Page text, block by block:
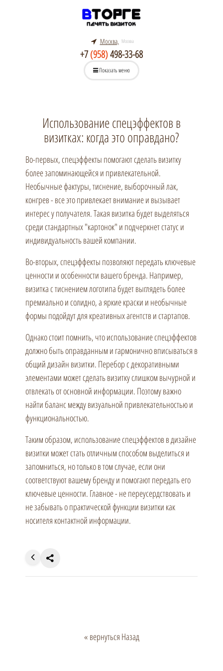
Москва, Москва
+7(958)498-33-68
Показать меню
Использование спецэффектов в
визитках: когда это оправдано?
Во-первых, спецэффекты помогают сделать визитку
более запоминающейся и привлекательной.
Необычные фактуры, тиснение, выборочный лак,
конгрев - все это привлекает внимание и вызывает
интерес у получателя. Такая визитка будет выделяться
среди стандартных "картонок" и подчеркнет статус и
индивидуальность вашей компании.
Во-вторых, спецэффекты позволяют передать ключевые
ценности и особенности вашего бренда. Например,
визитка с тиснением логотипа будет выглядеть более
премиально и солидно, а яркие краски и необычные
формы подойдут для креативных агентств и стартапов.
Однако стоит помнить, что использование спецэффектов
должно быть оправданным и гармонично вписываться в
общий дизайн визитки. Перебор с декоративными
элементами может сделать визитку слишком вычурной и
отвлекать от основной информации. Поэтому важно
найти баланс между визуальной привлекательностью и
функциональностью.
Таким образом, использование спецэффектов в дизайне
визитки может стать отличным способом выделиться и
запомниться, но только в том случае, если они
соответствуют вашему бренду и помогают передать его
ключевые ценности. Главное - не переусердствовать и
не забывать о практической функции визитки как
носителя контактной информации.
« вернуться Назад